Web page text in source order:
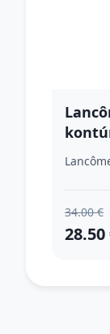
34.00 €
28.50